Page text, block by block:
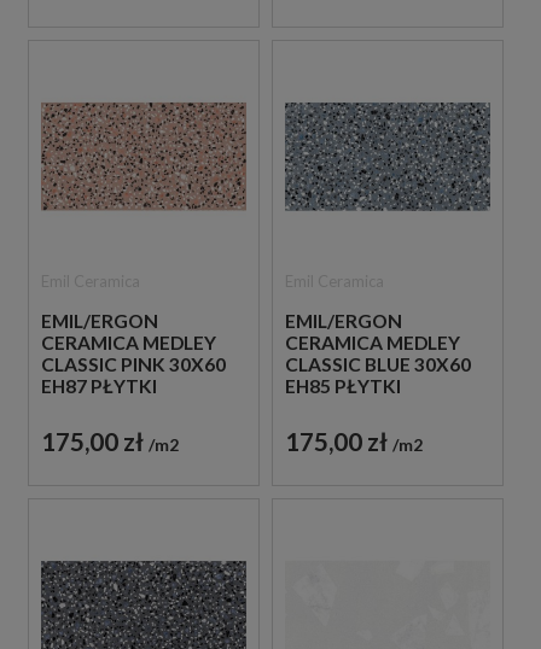
EMIL/ERGON
CERAMICA MEDLEY
CLASSIC PINK 30X60
EH87 PŁYTKI
175,00 zł m2
EMIL/ERGON
CERAMICA MEDLEY
CLASSIC BLUE 30X60
EH85 PŁYTKI
175,00 zł m2